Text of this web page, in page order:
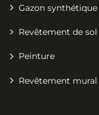
Gazon synthétique
Revêtement de sol
Peinture
Revêtement mural